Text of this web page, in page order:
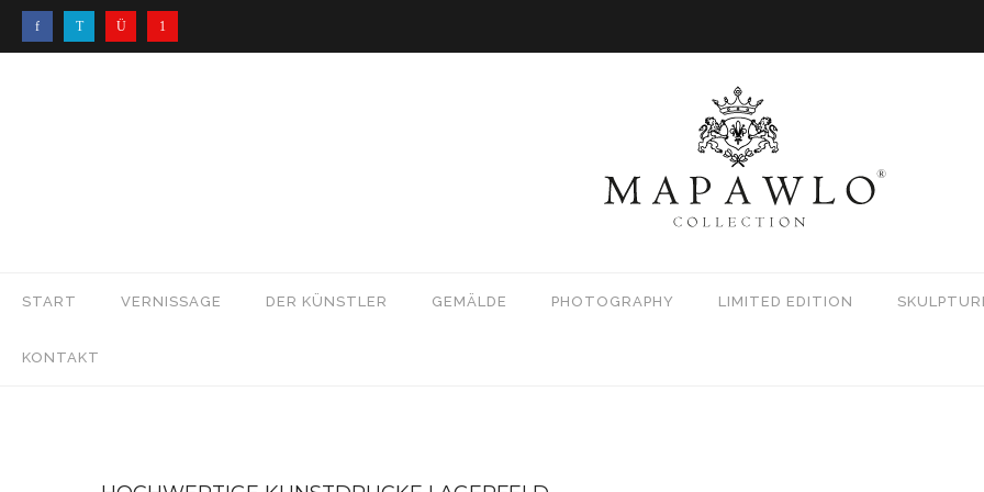
START VERNISSAGE DER KÜNSTLER GEMÄLDE PHOTOGRAPHY LIMITED EDITION
KONTAKT